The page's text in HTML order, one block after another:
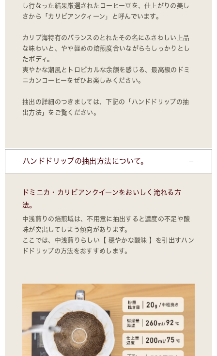
し行なった結果厳選されたコーヒー豆を、仕上がりの美し
さから「カリビアンクィーン」と呼んでいます。
カリブ海特有のバランスのとれたその名にふさわしい上品
な味わいと、やや軽めの焙煎度合いながらもしっかりとし
たボディ。
爽やかな潮風とトロピカルな余韻を感じる、最高級のドミ
ニカンコーヒーをぜひお楽しみください。
抽出の詳細のつきましては、下記の「ハンドドリップの抽
出方法」をご覧ください。
ハンドドリップの抽出方法について。
ドミニカ・カリビアンクイーンをおいしく淹れる方
法。
中浅煎りの焙煎域は、不用意に抽出すると濃度の不足や酸
味が突出してしまう傾向があります。
ここでは、中浅煎りらしい【 穏やかな酸味 】を引出すハン
ドドリップの方法をおすすめします。